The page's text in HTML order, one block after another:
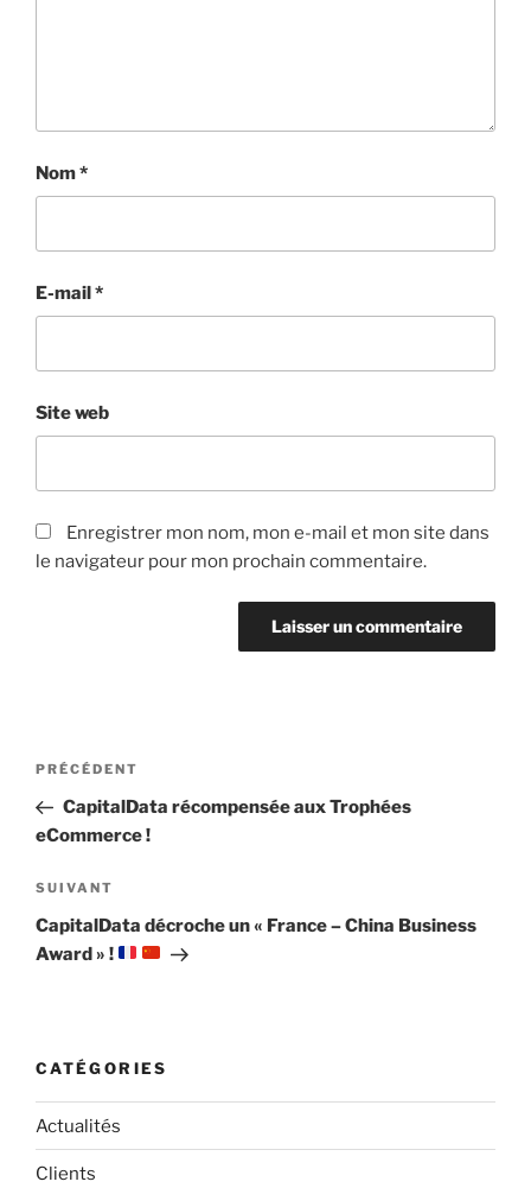
Nom*
E-mail*
Site web
Enregistrer mon nom, mon e-mail et mon site dans
le navigateur pour mon prochain commentaire.
Navigation
l’article
Article
précédent
PRÉCÉDENT
CapitalData récompensée aux Trophées
eCommerce !
Article
suivant
SUIVANT
CapitalData décroche un « France – China Business
Award » !
CATÉGORIES
Actualités
Clients